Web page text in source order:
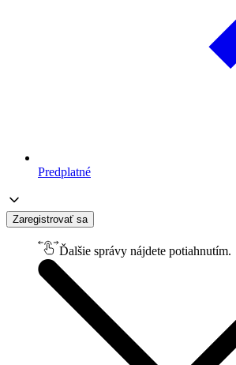
Predplatné
Zaregistrovať sa
Ďalšie správy nájdete potiahnutím.